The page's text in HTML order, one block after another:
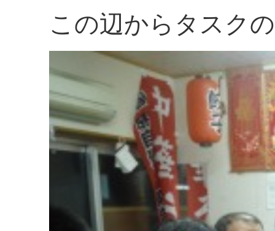
この辺からタスク